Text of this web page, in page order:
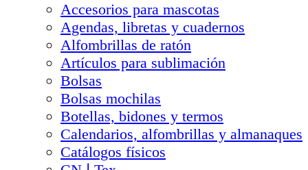
Accesorios para mascotas
Agendas, libretas y cuadernos
Alfombrillas de ratón
Artículos para sublimación
Bolsas
Bolsas mochilas
Botellas, bidones y termos
Calendarios, alfombrillas y almanaques
Catálogos físicos